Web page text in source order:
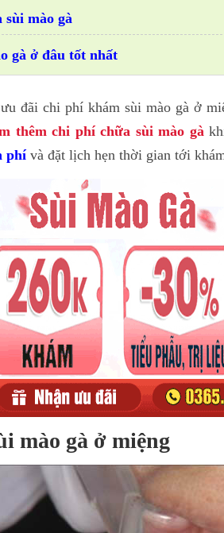
mào gà
gà ở đâu tốt nhất
đãi chi phí khám sùi mào gà ở
thêm chi phí chữa sùi mào gà
phívà đặt lịch hẹn thời gian tới
mào gà ở miệng